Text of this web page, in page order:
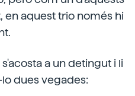
en aquest trio només hi
a un detingut i li
dues vegades: